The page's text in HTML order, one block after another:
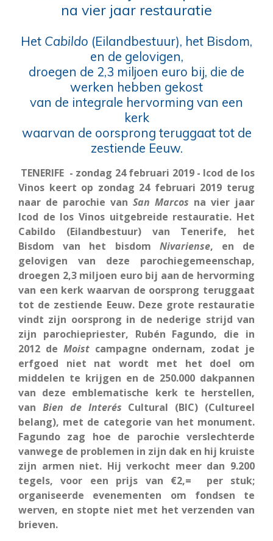
na vier jaar restauratie
Het Cabildo (Eilandbestuur), het Bisdom,
en de gelovigen,
droegen de 2,3 miljoen euro bij, die de
werken hebben gekost
van de integrale hervorming van een
kerk
waarvan de oorsprong teruggaat tot de
zestiende Eeuw.
TENERIFE - zondag 24 februari 2019 - Icod de los
Vinos keert op zondag 24 februari 2019 terug
naar de parochie van San Marcos na vier jaar
Icod de los Vinos uitgebreide restauratie. Het
Cabildo (Eilandbestuur) van Tenerife, het
Bisdom van het bisdom Nivariense, en de
gelovigen van deze parochiegemeenschap,
droegen 2,3 miljoen euro bij aan de hervorming
van een kerk waarvan de oorsprong teruggaat
tot de zestiende Eeuw. Deze grote restauratie
vindt zijn oorsprong in de nederige strijd van
zijn parochiepriester, Rubén Fagundo, die in
2012 de Moist campagne ondernam, zodat je
erfgoed niet nat wordt met het doel om
middelen te krijgen en de 250.000 dakpannen
van deze emblematische kerk te herstellen,
van Bien de Interés Cultural (BIC) (Cultureel
belang), met de categorie van het monument.
Fagundo zag hoe de parochie verslechterde
vanwege de problemen in zijn dak en hij kruiste
zijn armen niet. Hij verkocht meer dan 9.200
tegels, voor een prijs van €2,= per stuk;
organiseerde evenementen om fondsen te
werven, en stopte niet met het verzenden van
brieven.